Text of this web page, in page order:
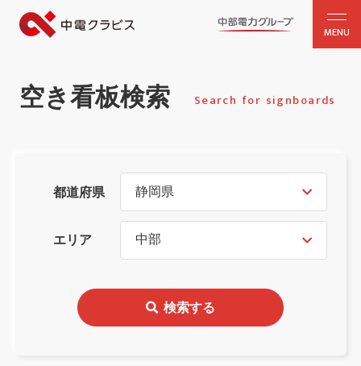
MENU
空き看板検索 Search for signboards
都道府県
エリア
検索する